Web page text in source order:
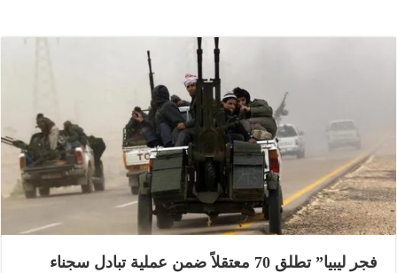
فجر ليبيا” تطلق 70 معتقلاً ضمن عملية تبادل سجناء